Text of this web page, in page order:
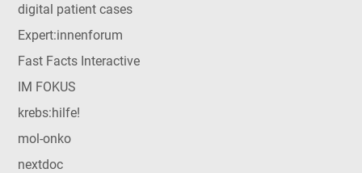
digital patient cases
Expert:innenforum
Fast Facts Interactive
IM FOKUS
krebs:hilfe!
mol-onko
nextdoc